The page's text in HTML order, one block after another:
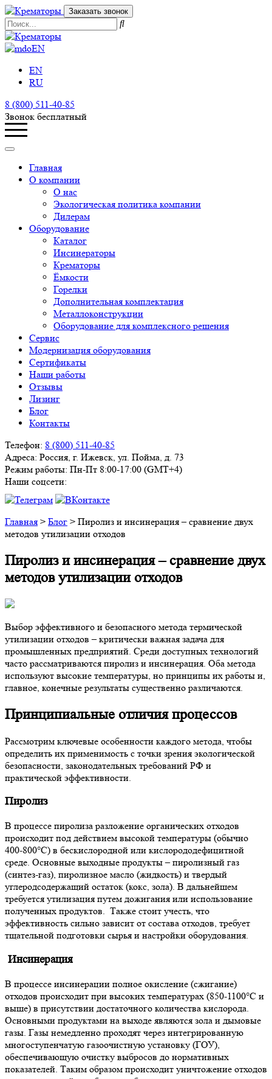
Заказать звонок
EN
EN
RU
8 (800) 511-40-85
Звонок бесплатный
Главная
О компании
О нас
Экологическая политика компании
Дилерам
Оборудование
Каталог
Инсинераторы
Крематоры
Ёмкости
Горелки
Дополнительная комплектация
Металлоконструкции
Оборудование для комплексного решения
Сервис
Модернизация оборудования
Сертификаты
Наши работы
Отзывы
Лизинг
Блог
Контакты
Телефон: 8 (800) 511-40-85
Адреса: Россия, г. Ижевск, ул. Пойма, д. 73
Режим работы: Пн-Пт 8:00-17:00 (GMT+4)
Наши соцсети:
Главная > Блог > Пиролиз и инсинерация – сравнение двух
методов утилизации отходов
Пиролиз и инсинерация – сравнение двух
методов утилизации отходов
Выбор эффективного и безопасного метода термической
утилизации отходов – критически важная задача для
промышленных предприятий. Среди доступных технологий
часто рассматриваются пиролиз и инсинерация. Оба метода
используют высокие температуры, но принципы их работы и,
главное, конечные результаты существенно различаются.
Принципиальные отличия процессов
Рассмотрим ключевые особенности каждого метода, чтобы
определить их применимость с точки зрения экологической
безопасности, законодательных требований РФ и
практической эффективности.
Пиролиз
В процессе пиролиза разложение органических отходов
происходит под действием высокой температуры (обычно
400-800°C) в бескислородной или кислорододефицитной
среде. Основные выходные продукты – пиролизный газ
(синтез-газ), пиролизное масло (жидкость) и твердый
углеродсодержащий остаток (кокс, зола). В дальнейшем
требуется утилизация путем дожигания или использование
полученных продуктов. Также стоит учесть, что
эффективность сильно зависит от состава отходов, требует
тщательной подготовки сырья и настройки оборудования.
Инсинерация
В процессе инсинерации полное окисление (сжигание)
отходов происходит при высоких температурах (850-1100°C и
выше) в присутствии достаточного количества кислорода.
Основными продуктами на выходе являются зола и дымовые
газы. Газы немедленно проходят через интегрированную
многоступенчатую газоочистную установку (ГОУ),
обеспечивающую очистку выбросов до нормативных
показателей. Таким образом происходит уничтожение отходов